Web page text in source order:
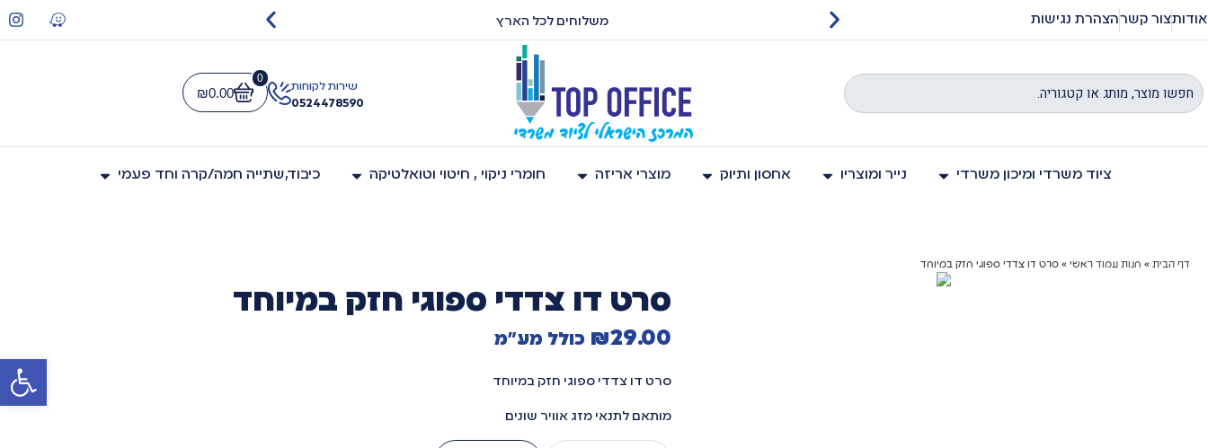
פתח
אודותצור קשרהצהרת נגישותבאתר כוללים מעמ משלוחים לכל הארץ
שירות לקוחות
0524478590
₪0.00
0
ציוד משרדי ומיכון משרדי נייר ומוצריו אחסון ותיוק מוצרי אריזה חומרי ניקוי , חיטוי וטואלטיקה כיבוד,שתייה חמה/קרה וחד פעמי
דף הבית » חנות עמוד ראשי » סרט דו צדדי ספוגי חזק במיוחד
סרט דו צדדי ספוגי חזק במיוחד
₪29.00 כולל מע"מ
סרט דו צדדי ספוגי חזק במיוחד
מותאם לתנאי מזג אוויר שונים